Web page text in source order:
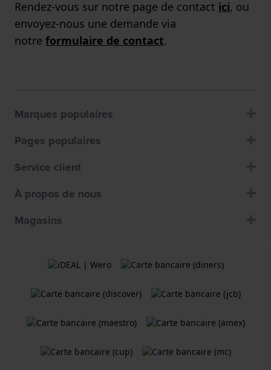
Rendez-vous sur notre page de contact ici, ou
envoyez-nous une demande via
notre formulaire de contact.
Marques populaires
Pages populaires
Service client
À propos de nous
Magasins